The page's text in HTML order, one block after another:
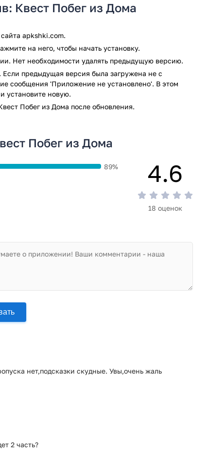
проверку антивирусом VirusTotal. В результате
заражения файлов не выявлено.
Квест Побег из Дома
apkshki.com.
на него, чтобы начать установку.
Нет необходимости удалять предыдущую версию.
Если предыдущая версия была загружена не с
сообщения 'Приложение не установлено'. В этом
установите новую.
Побег из Дома после обновления.
Побег из Дома
89% 4.6
18 оценок
нет,подсказки скудные. Увы,очень жаль
2 часть?